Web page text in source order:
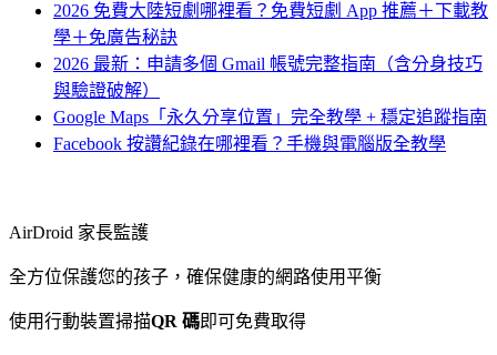
2026 免費大陸短劇哪裡看？免費短劇 App 推薦＋下載教
學＋免廣告秘訣
2026 最新：申請多個 Gmail 帳號完整指南（含分身技巧
與驗證破解）
Google Maps「永久分享位置」完全教學 + 穩定追蹤指南
Facebook 按讚紀錄在哪裡看？手機與電腦版全教學
AirDroid 家長監護
全方位保護您的孩子，確保健康的網路使用平衡
使用行動裝置掃描QR 碼即可免費取得